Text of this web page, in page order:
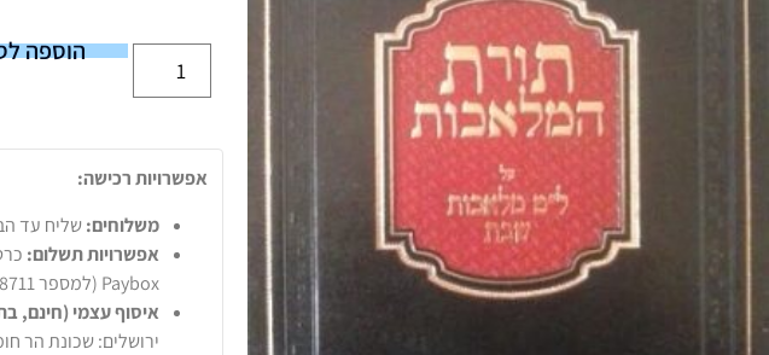
הוספה
אפשרויות רכישה:
משלוחים:שליח עד הבית לכל
אפשרויות תשלום:
Paybox (למספר 054-6718711 בצירוף מספר הזמנה).
איסוף עצמי (חינם,
ירושלים: שכונת הר